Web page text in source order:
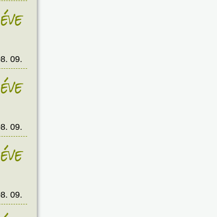
09.
09.
09.